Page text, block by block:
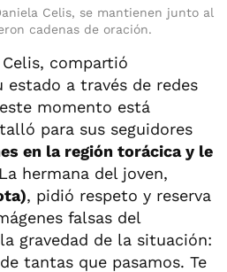
Celis, se mantienen junto al
cadenas de oración.
compartió
a través de redes
momento está
para sus seguidores
en la región torácica y le
hermana del joven,
, pidió respeto y reserva
falsas del
gravedad de la situación:
tantas que pasamos. Te